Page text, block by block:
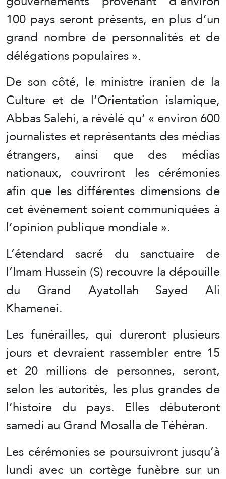
100 pays seront présents, en plus d’un
grand nombre de personnalités et de
délégations populaires ».
De son côté, le ministre iranien de la
Culture et de l’Orientation islamique,
Abbas Salehi, a révélé qu’ « environ 600
journalistes et représentants des médias
étrangers, ainsi que des médias
nationaux, couvriront les cérémonies
afin que les différentes dimensions de
cet événement soient communiquées à
l’opinion publique mondiale ».
L’étendard sacré du sanctuaire de
l’Imam Hussein (S) recouvre la dépouille
du Grand Ayatollah Sayed Ali
Khamenei.
Les funérailles, qui dureront plusieurs
jours et devraient rassembler entre 15
et 20 millions de personnes, seront,
selon les autorités, les plus grandes de
l’histoire du pays. Elles débuteront
samedi au Grand Mosalla de Téhéran.
Les cérémonies se poursuivront jusqu’à
lundi avec un cortège funèbre sur un